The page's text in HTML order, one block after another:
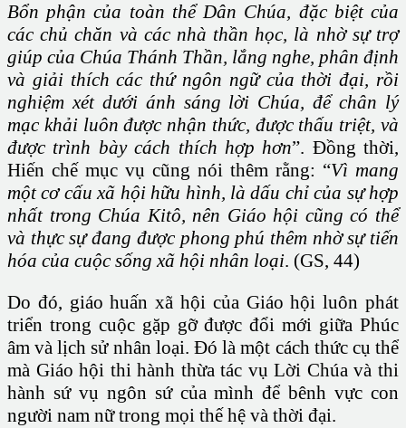
Bổn phận của toàn thể Dân Chúa, đặc biệt của
các chủ chăn và các nhà thần học, là nhờ sự trợ
giúp của Chúa Thánh Thần, lắng nghe, phân định
và giải thích các thứ ngôn ngữ của thời đại, rồi
nghiệm xét dưới ánh sáng lời Chúa, để chân lý
mạc khải luôn được nhận thức, được thấu triệt, và
được trình bày cách thích hợp hơn”. Đồng thời,
Hiến chế mục vụ cũng nói thêm rằng: “Vì mang
một cơ cấu xã hội hữu hình, là dấu chỉ của sự hợp
nhất trong Chúa Kitô, nên Giáo hội cũng có thể
và thực sự đang được phong phú thêm nhờ sự tiến
hóa của cuộc sống xã hội nhân loại. (GS, 44)
Do đó, giáo huấn xã hội của Giáo hội luôn phát
triển trong cuộc gặp gỡ được đổi mới giữa Phúc
âm và lịch sử nhân loại. Đó là một cách thức cụ thể
mà Giáo hội thi hành thừa tác vụ Lời Chúa và thi
hành sứ vụ ngôn sứ của mình để bênh vực con
người nam nữ trong mọi thế hệ và thời đại.